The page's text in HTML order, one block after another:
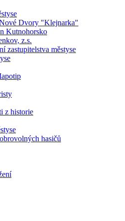
Dvory "Klejnarka"
Kutnohorsko
z.s.
zastupitelstva městyse
z historie
hasičů